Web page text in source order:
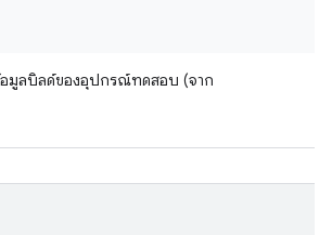
มูลบิลด์ของอุปกรณ์ทดสอบ (จาก